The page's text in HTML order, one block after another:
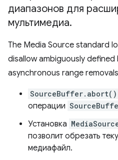
диапазонов для
мультимедиа.
The Media Source standard
disallow ambiguously defined
asynchronous range
SourceBuffer.abort()
операции
Установка
позволит обрезать
медиафайл.